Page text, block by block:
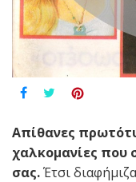
Aπίθανες
χαλκομανίες που
σας.Έτσι